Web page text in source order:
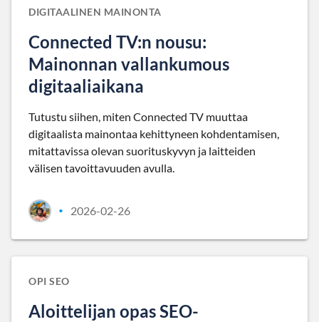
DIGITAALINEN MAINONTA
Connected TV:n nousu:
Mainonnan vallankumous
digitaaliaikana
Tutustu siihen, miten Connected TV muuttaa
digitaalista mainontaa kehittyneen kohdentamisen,
mitattavissa olevan suorituskyvyn ja laitteiden
välisen tavoittavuuden avulla.
• 2026-02-26
OPI SEO
Aloittelijan opas SEO-